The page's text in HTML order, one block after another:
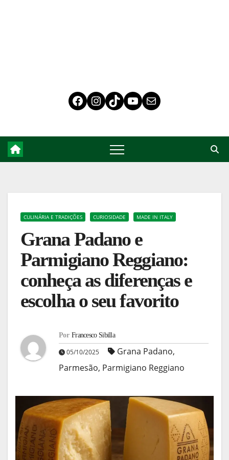
CULINÁRIA E TRADIÇÕES CURIOSIDADE MADE IN ITALY
Grana Padano e
Parmigiano Reggiano:
conheça as diferenças e
escolha o seu favorito
Por Francesco Sibilla
05/10/2025 Grana Padano,
Parmesão, Parmigiano Reggiano